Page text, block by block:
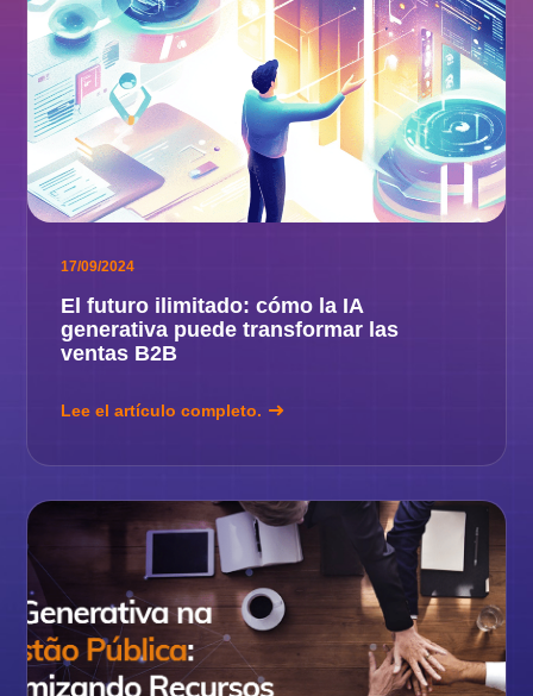
17/09/2024
El futuro ilimitado: cómo la IA
generativa puede transformar las
ventas B2B
Lee el artículo completo.